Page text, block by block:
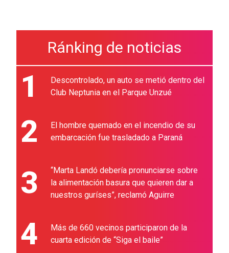
Ránking de noticias
1
Descontrolado, un auto se metió dentro del
Club Neptunia en el Parque Unzué
2
El hombre quemado en el incendio de su
embarcación fue trasladado a Paraná
3
“Marta Landó debería pronunciarse sobre
la alimentación basura que quieren dar a
nuestros guríses”, reclamó Aguirre
4
Más de 660 vecinos participaron de la
cuarta edición de “Siga el baile”